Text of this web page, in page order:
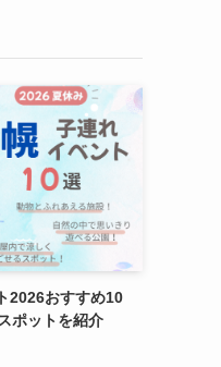
2026おすすめ10
ポットを紹介